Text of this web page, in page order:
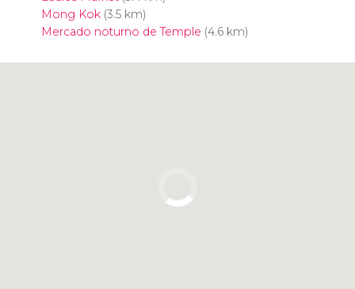
Mong Kok(3.5 km)
Mercado noturno de Temple (4.6 km)